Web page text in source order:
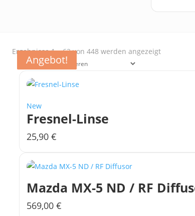
Ergebnisse 1 – 62 von 448 werden angezeigtNach
New
Fresnel-Linse
25,90€
Mazda MX-5 ND / RF
569,00€
Angebot!
Angebot!
Angebot!
Angebot!